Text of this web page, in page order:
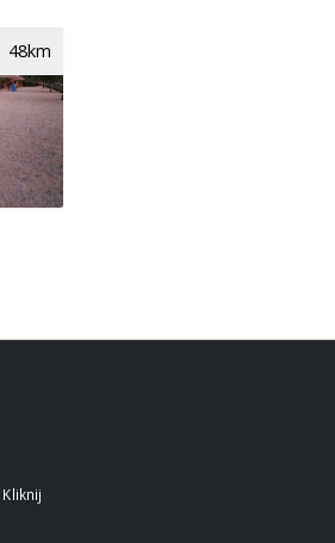
48km
Kliknij